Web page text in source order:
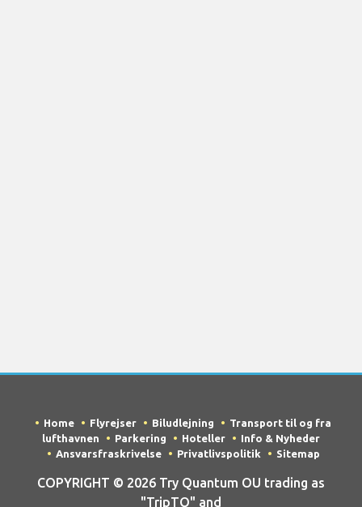
Home Flyrejser Biludlejning
Transport til og fra
lufthavnen
Parkering Hoteller
Info & Nyheder
Ansvarsfraskrivelse
Privatlivspolitik Sitemap
COPYRIGHT © 2026 Try Quantum OU trading as
"TripTQ" and